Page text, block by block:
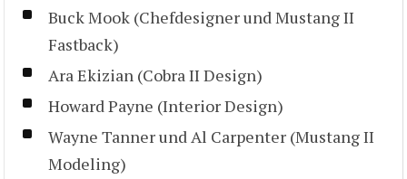
Buck Mook (Chefdesigner und Mustang II
Fastback)
Ara Ekizian (Cobra II Design)
Howard Payne (Interior Design)
Wayne Tanner und Al Carpenter (Mustang II
Modeling)